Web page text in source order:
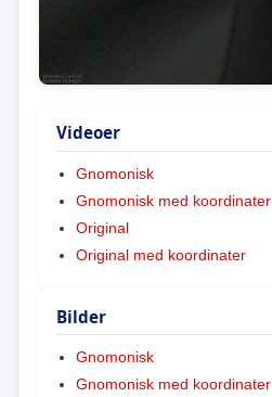
Videoer
Gnomonisk
Gnomonisk med koordinater
Original
Original med koordinater
Bilder
Gnomonisk
Gnomonisk med koordinater